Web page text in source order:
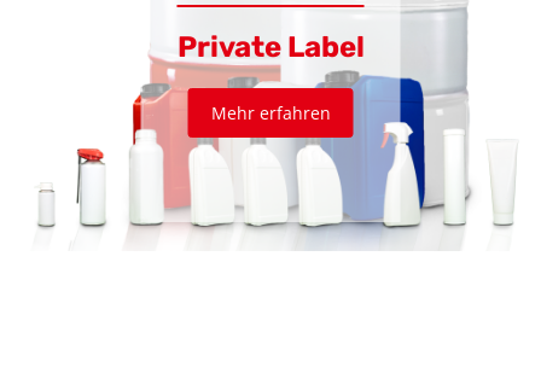
Private Label
Mehr erfahren